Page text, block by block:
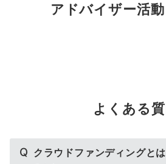
アドバイザー活
よくある
Q クラウドファンディングと